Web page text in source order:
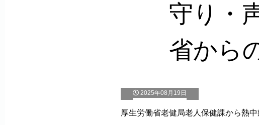
守り・
省から
2025年08月19日
厚生労働省老健局老人保健課から熱